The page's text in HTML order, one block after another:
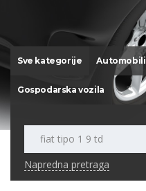
Sve kategorije Automobili
Gospodarska vozila
Napredna pretraga